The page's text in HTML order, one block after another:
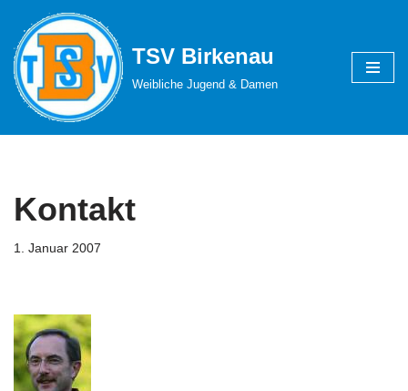
Zum
Inhalt
springen
TSV Birkenau
Weibliche Jugend & Damen
Kontakt
1. Januar 2007